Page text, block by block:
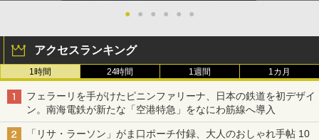
● ● ● ● ● ●
アクセスランキング
1時間 24時間 1週間 1カ月
フェラーリを手がけたピニンファリーナ、日本の鉄道を初デザイ
ン。南海電鉄が新たな「空港特急」をなにわ筋線へ導入
「リサ・ラーソン」がま口ポーチ付録、大人のおしゃれ手帖 10